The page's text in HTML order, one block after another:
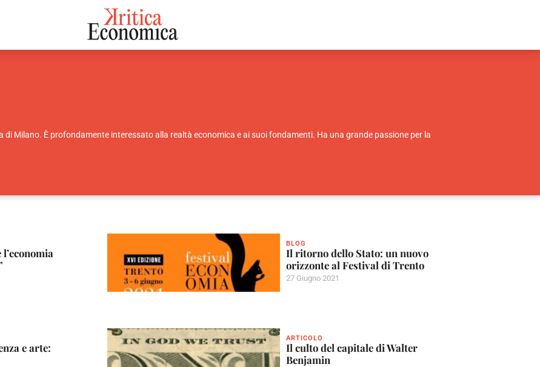
di Milano. È profondamente interessato alla realtà economica e ai suoi fondamenti. Ha una grande passione per la
BLOG
Il ritorno dello Stato: un nuovo
orizzonte al Festival di Trento
27 Giugno 2021
e arte:
ARTICOLO
Il culto del capitale di Walter
Benjamin